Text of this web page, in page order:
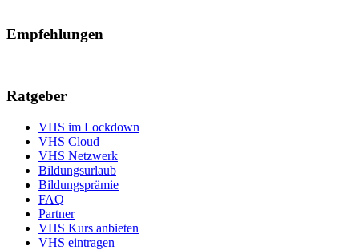
Empfehlungen
Ratgeber
VHS im Lockdown
VHS Cloud
VHS Netzwerk
Bildungsurlaub
Bildungsprämie
FAQ
Partner
VHS Kurs anbieten
VHS eintragen